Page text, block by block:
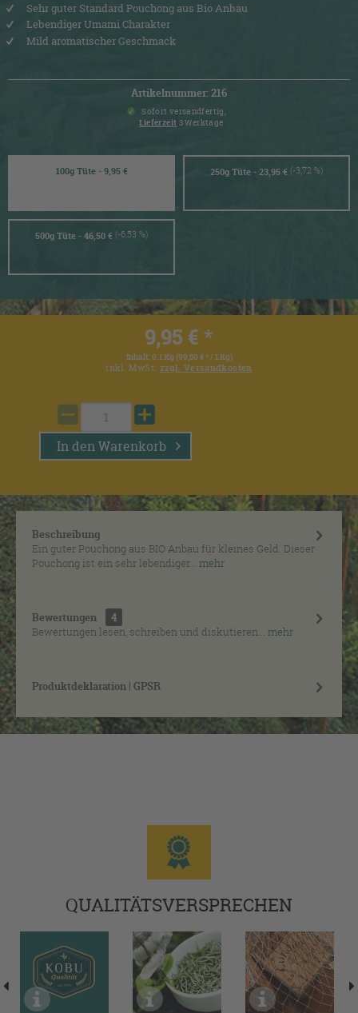
Sehr guter Standard Pouchong aus Bio Anbau
Lebendiger Umami Charakter
Mild aromatischer Geschmack
Artikelnummer: 216
Sofort versandfertig,
Lieferzeit 3 Werktage
100g Tüte - 9,95 € 250g Tüte - 23,95 € (-3,72 %)
500g Tüte - 46,50 € (-6,53 %)
9,95 € *
Inhalt:0.1 Kg (99,50 € * / 1 Kg)
inkl. MwSt. zzgl. Versandkosten
In denWarenkorb
Beschreibung
Ein guter Pouchong aus BIO Anbau für kleines Geld. Dieser
Pouchong ist ein sehr lebendiger... mehr
Bewertungen
4
Bewertungen lesen, schreiben und diskutieren... mehr
Produktdeklaration | GPSR
QUALITÄTSVERSPRECHEN